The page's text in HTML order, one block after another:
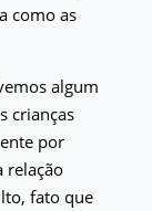
como as
algum
crianças
por
relação
fato que